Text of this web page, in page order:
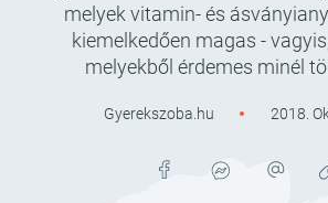
melyek vitamin- és
kiemelkedően magas -
melyekből érdemes minél
Gyerekszoba.hu 2018.